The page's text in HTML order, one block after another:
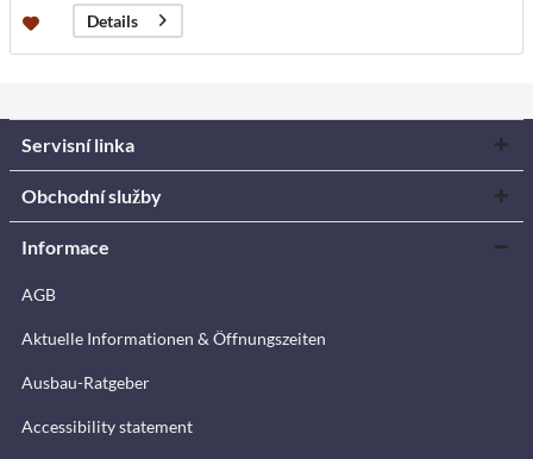
Details
Servisní linka
Obchodní služby
Informace
AGB
Aktuelle Informationen & Öffnungszeiten
Ausbau-Ratgeber
Accessibility statement